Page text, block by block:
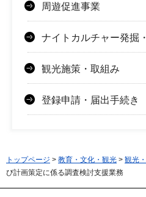
周遊促進事業
ナイトカルチャー発掘
観光施策・取組み
登録申請・届出手続き
トップページ > 教育・文化・観光 > 観光
び計画策定に係る調査検討支援業務